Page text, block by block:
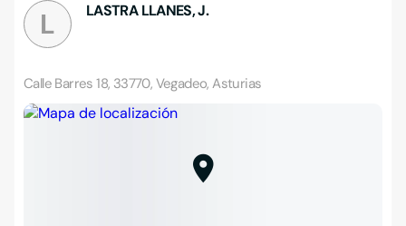
L LASTRA LLANES, J.
Calle Barres 18, 33770, Vegadeo, Asturias